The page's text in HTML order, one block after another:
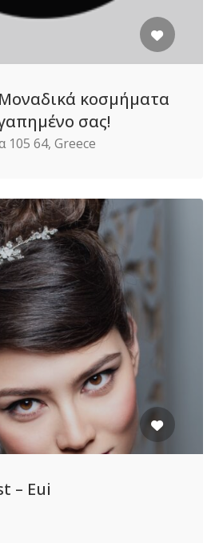
κοσμήματα
σας!
105 64, Greece
– Eui